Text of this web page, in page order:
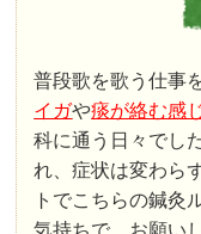
普段歌を歌う仕事
イガや痰が絡む感
科に通う日々でし
れ、症状は変わら
トでこちらの鍼灸
気持ちで、お願い